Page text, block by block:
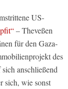
US-
– Theveßen
für den Gaza-
des
anschließend
sich, wie sonst